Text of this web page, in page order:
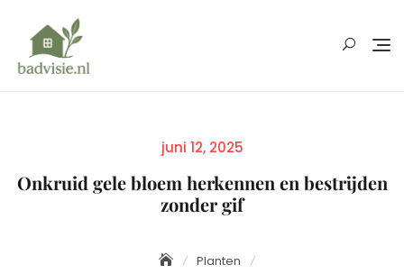
content
Posted
juni 12, 2025
Onkruid gele bloem herkennen en bestrijden
zonder gif
Planten